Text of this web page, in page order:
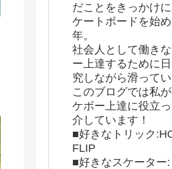
だことをきっかけ
ケートボードを始
年。
社会人として働き
ー上達するために
究しながら滑ってい
このブログでは私
ケボー上達に役立
介しています！
■好きなトリック
FLIP
■好きなスケーター